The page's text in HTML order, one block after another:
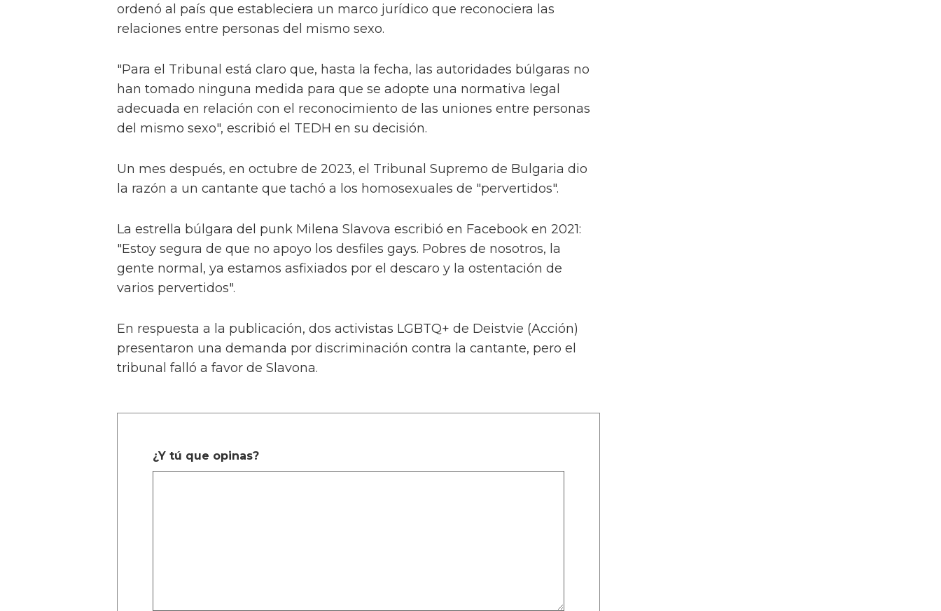
ordenó al país que estableciera un marco jurídico que reconociera las
relaciones entre personas del mismo sexo.
"Para el Tribunal está claro que, hasta la fecha, las autoridades búlgaras no
han tomado ninguna medida para que se adopte una normativa legal
adecuada en relación con el reconocimiento de las uniones entre personas
del mismo sexo", escribió el TEDH en su decisión.
Un mes después, en octubre de 2023, el Tribunal Supremo de Bulgaria dio
la razón a un cantante que tachó a los homosexuales de "pervertidos".
La estrella búlgara del punk Milena Slavova escribió en Facebook en 2021:
"Estoy segura de que no apoyo los desfiles gays. Pobres de nosotros, la
gente normal, ya estamos asfixiados por el descaro y la ostentación de
varios pervertidos".
En respuesta a la publicación, dos activistas LGBTQ+ de Deistvie (Acción)
presentaron una demanda por discriminación contra la cantante, pero el
tribunal falló a favor de Slavona.
¿Y tú que opinas?